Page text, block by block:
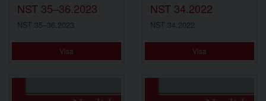
NST 35–36.2023
NST 35–36.2023
Visa
NST 34.2022
NST 34.2022
Visa